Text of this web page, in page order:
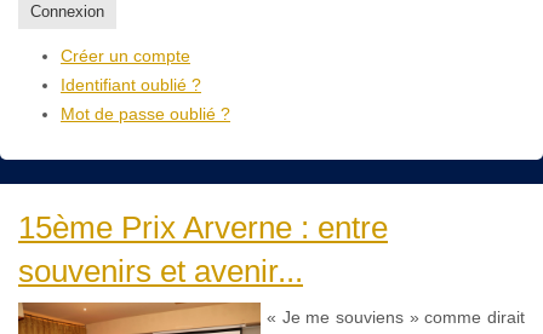
Connexion
Créer un compte
Identifiant oublié ?
Mot de passe oublié ?
15ème Prix Arverne : entre
souvenirs et avenir...
« Je me souviens » comme dirait